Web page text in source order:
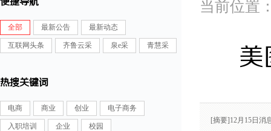
全部 最新公告 最新动态
互联网头条 齐鲁云采 泉e采 青慧采
热搜关键词
电商 商业 创业 电子商务
入职培训 企业 校园
[摘要]12月15日消